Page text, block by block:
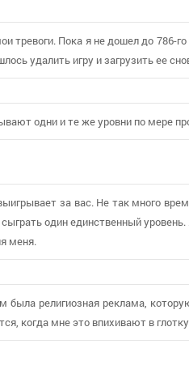
тревоги. Пока я не дошел до 786-
удалить игру и загрузить ее
одни и те же уровни по мере
за вас. Не так много
один единственный
меня.
была религиозная реклама,
когда мне это впихивают в